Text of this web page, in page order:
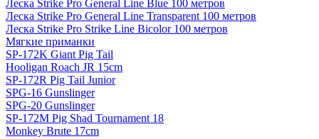
Леска Strike Pro General Line Blue 100 метров
Леска Strike Pro General Line Transparent 100 метров
Леска Strike Pro Strike Line Bicolor 100 метров
Мягкие приманки
SP-172K Giant Pig Tail
Hooligan Roach JR 15cm
SP-172R Pig Tail Junior
SPG-16 Gunslinger
SPG-20 Gunslinger
SP-172M Pig Shad Tournament 18
Monkey Brute 17cm